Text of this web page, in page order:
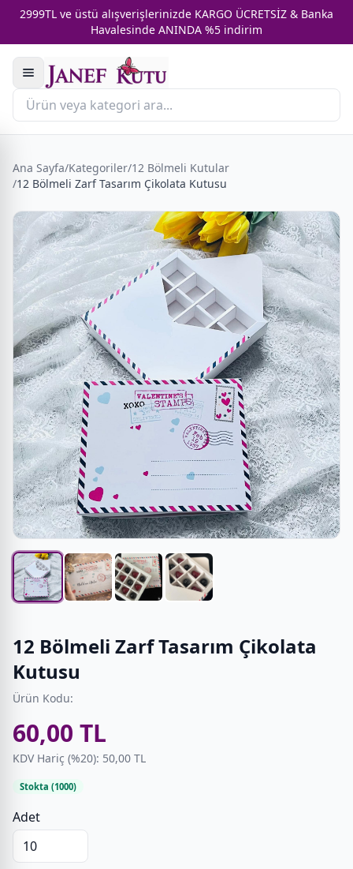
2999TL ve üstü alışverişlerinizde KARGO ÜCRETSİZ & Banka
Havalesinde ANINDA %5 indirim
Ana Sayfa/Kategoriler/12 Bölmeli Kutular
/12 Bölmeli Zarf Tasarım Çikolata Kutusu
12 Bölmeli Zarf Tasarım Çikolata
Kutusu
Ürün Kodu:
60,00 TL
KDV Hariç (%20): 50,00 TL
Stokta (1000)
Adet